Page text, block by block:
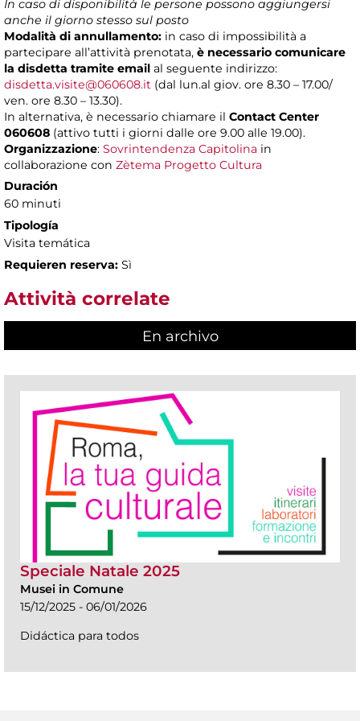
In caso di disponibilità le persone possono aggiungersi
anche il giorno stesso sul posto
Modalità di annullamento: in caso di impossibilità a
partecipare all’attività prenotata, è necessario comunicare
la disdetta tramite email al seguente indirizzo:
disdetta.visite@060608.it (dal lun.al giov. ore 8.30 – 17.00/
ven. ore 8.30 – 13.30).
In alternativa, è necessario chiamare il Contact Center
060608 (attivo tutti i giorni dalle ore 9.00 alle 19.00).
Organizzazione: Sovrintendenza Capitolina in
collaborazione con Zètema Progetto Cultura
Duración
60 minuti
Tipología
Visita temática
Requieren reserva: Sì
Attività correlate
En archivo
Speciale Natale 2025
Musei in Comune
15/12/2025 - 06/01/2026
Didáctica para todos